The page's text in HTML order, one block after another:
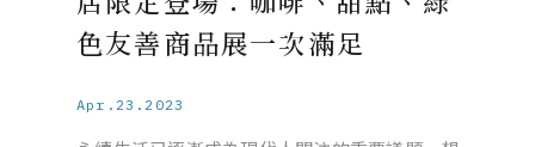
色友善商品展一次滿足
Apr.23.2023